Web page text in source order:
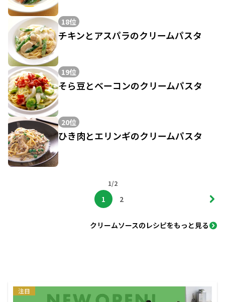
18位
チキンとアスパラのクリームパスタ
19位
そら豆とベーコンのクリームパスタ
20位
ひき肉とエリンギのクリームパスタ
1/2
1 2
クリームソースのレシピをもっと見る
注目